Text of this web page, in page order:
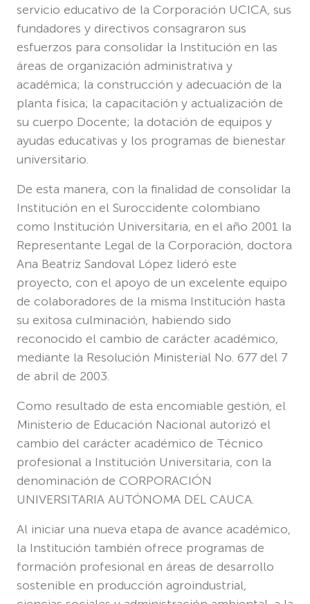
servicio educativo de la Corporación UCICA, sus
fundadores y directivos consagraron sus
esfuerzos para consolidar la Institución en las
áreas de organización administrativa y
académica; la construcción y adecuación de la
planta física; la capacitación y actualización de
su cuerpo Docente; la dotación de equipos y
ayudas educativas y los programas de bienestar
universitario.
De esta manera, con la finalidad de consolidar la
Institución en el Suroccidente colombiano
como Institución Universitaria, en el año 2001 la
Representante Legal de la Corporación, doctora
Ana Beatriz Sandoval López lideró este
proyecto, con el apoyo de un excelente equipo
de colaboradores de la misma Institución hasta
su exitosa culminación, habiendo sido
reconocido el cambio de carácter académico,
mediante la Resolución Ministerial No. 677 del 7
de abril de 2003.
Como resultado de esta encomiable gestión, el
Ministerio de Educación Nacional autorizó el
cambio del carácter académico de Técnico
profesional a Institución Universitaria, con la
denominación de CORPORACIÓN
UNIVERSITARIA AUTÓNOMA DEL CAUCA.
Al iniciar una nueva etapa de avance académico,
la Institución también ofrece programas de
formación profesional en áreas de desarrollo
sostenible en producción agroindustrial,